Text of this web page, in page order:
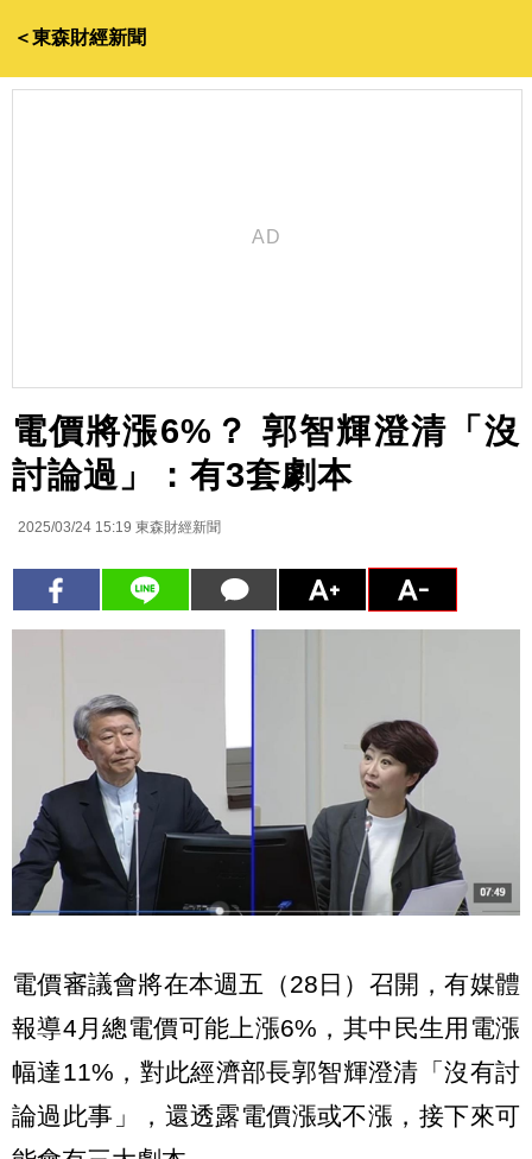
＜東森財經新聞
電價將漲6%？ 郭智輝澄清「沒
討論過」：有3套劇本
2025/03/24 15:19 東森財經新聞
電價審議會將在本週五（28日）召開，有媒體
報導4月總電價可能上漲6%，其中民生用電漲
幅達11%，對此經濟部長郭智輝澄清「沒有討
論過此事」，還透露電價漲或不漲，接下來可